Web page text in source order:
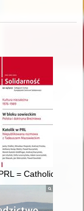
= Catholic in